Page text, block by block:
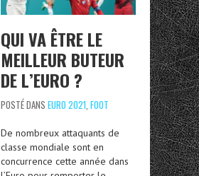
QUI VA ÊTRE LE
MEILLEUR BUTEUR
DE L’EURO ?
POSTÉ DANS EURO 2021 FOOT
De nombreux attaquants de
classe mondiale sont en
concurrence cette année dans